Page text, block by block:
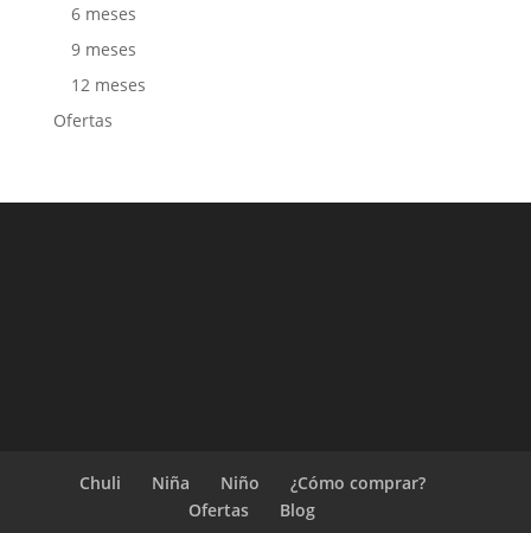
6 meses
9 meses
12 meses
Ofertas
Chuli Niña Niño
¿Cómo comprar?
Ofertas
Blog